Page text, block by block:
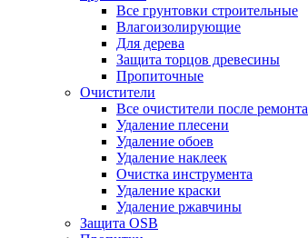
Все грунтовки строительные
Влагоизолирующие
Для дерева
Защита торцов древесины
Пропиточные
Очистители
Все очистители после ремонта
Удаление плесени
Удаление обоев
Удаление наклеек
Очистка инструмента
Удаление краски
Удаление ржавчины
Защита OSB